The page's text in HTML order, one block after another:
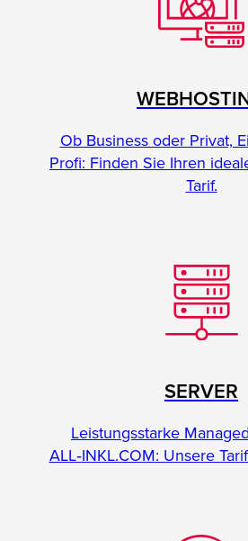
Ob Business oder Privat,
Profi: Finden Sie Ihren
Tarif.
SERVER
Leistungsstarke
ALL‑INKL.COM: Unsere